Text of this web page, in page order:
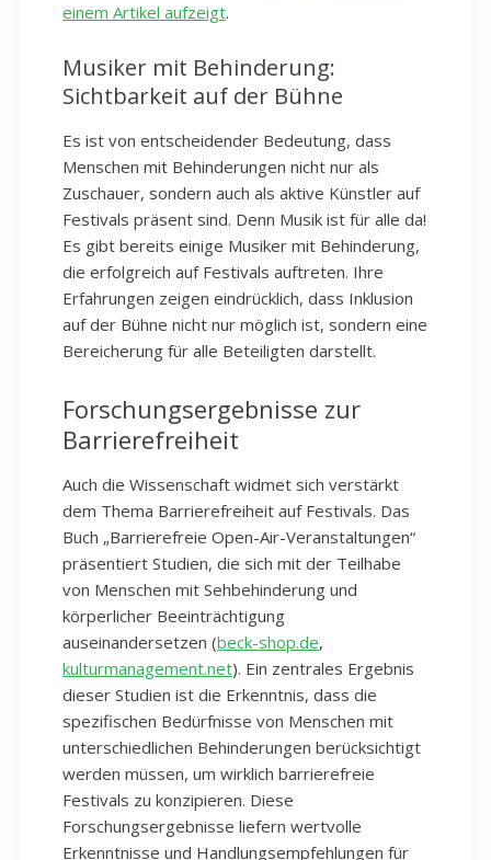
einem Artikel aufzeigt.
Musiker mit Behinderung:
Sichtbarkeit auf der Bühne
Es ist von entscheidender Bedeutung, dass
Menschen mit Behinderungen nicht nur als
Zuschauer, sondern auch als aktive Künstler auf
Festivals präsent sind. Denn Musik ist für alle da!
Es gibt bereits einige Musiker mit Behinderung,
die erfolgreich auf Festivals auftreten. Ihre
Erfahrungen zeigen eindrücklich, dass Inklusion
auf der Bühne nicht nur möglich ist, sondern eine
Bereicherung für alle Beteiligten darstellt.
Forschungsergebnisse zur
Barrierefreiheit
Auch die Wissenschaft widmet sich verstärkt
dem Thema Barrierefreiheit auf Festivals. Das
Buch „Barrierefreie Open-Air-Veranstaltungen“
präsentiert Studien, die sich mit der Teilhabe
von Menschen mit Sehbehinderung und
körperlicher Beeinträchtigung
auseinandersetzen (beck-shop.de,
kulturmanagement.net). Ein zentrales Ergebnis
dieser Studien ist die Erkenntnis, dass die
spezifischen Bedürfnisse von Menschen mit
unterschiedlichen Behinderungen berücksichtigt
werden müssen, um wirklich barrierefreie
Festivals zu konzipieren. Diese
Forschungsergebnisse liefern wertvolle
Erkenntnisse und Handlungsempfehlungen für